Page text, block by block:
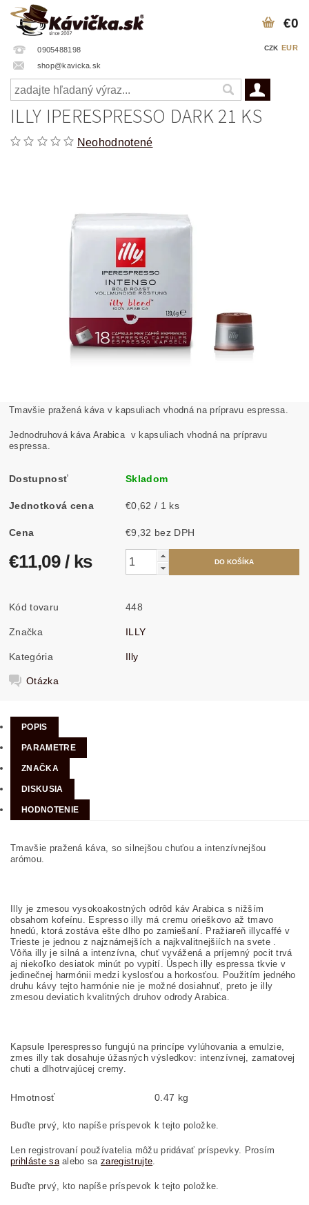
0905488198
shop@kavicka.sk
CZK EUR
€0
ILLY IPERESPRESSO DARK 21 KS
Neohodnotené
Tmavšie pražená káva v kapsuliach vhodná na prípravu espressa.
Jednodruhová káva Arabica v kapsuliach vhodná na prípravu
espressa.
Dostupnosť Skladom
Jednotková cena €0,62 / 1 ks
Cena €9,32 bez DPH
€11,09 / ks
Kód tovaru 448
Značka ILLY
Kategória Illy
Otázka
POPIS
PARAMETRE
ZNAČKA
DISKUSIA
HODNOTENIE
Tmavšie pražená káva, so silnejšou chuťou a intenzívnejšou
arómou.
Illy je zmesou vysokoakostných odrôd káv Arabica s nižším
obsahom kofeínu. Espresso illy má cremu orieškovo až tmavo
hnedú, ktorá zostáva ešte dlho po zamiešaní. Pražiareň illycaffé v
Trieste je jednou z najznámejších a najkvalitnejšiích na svete .
Vôňa illy je silná a intenzívna, chuť vyvážená a príjemný pocit trvá
aj niekoľko desiatok minút po vypití. Úspech illy espressa tkvie v
jedinečnej harmónii medzi kyslosťou a horkosťou. Použitím jedného
druhu kávy tejto harmónie nie je možné dosiahnuť, preto je illy
zmesou deviatich kvalitných druhov odrody Arabica.
Kapsule Iperespresso fungujú na princípe vylúhovania a emulzie,
zmes illy tak dosahuje úžasných výsledkov: intenzívnej, zamatovej
chuti a dlhotrvajúcej cremy.
Hmotnosť 0.47 kg
Buďte prvý, kto napíše príspevok k tejto položke.
Len registrovaní používatelia môžu pridávať príspevky. Prosím
prihláste saalebo sazaregistrujte.
Buďte prvý, kto napíše príspevok k tejto položke.